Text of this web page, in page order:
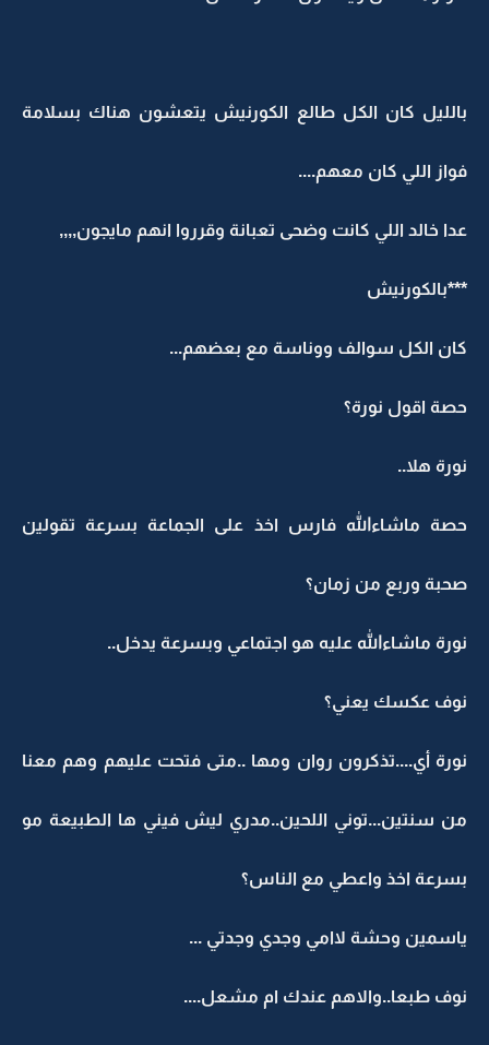
بالليل كان الكل طالع الكورنيش يتعشون هناك بسلامة
فواز اللي كان معهم....
عدا خالد اللي كانت وضحى تعبانة وقرروا انهم مايجون,,,,
***بالكورنيش
كان الكل سوالف ووناسة مع بعضهم...
حصة اقول نورة؟
نورة هلا..
حصة ماشاءالله فارس اخذ على الجماعة بسرعة تقولين
صحبة وربع من زمان؟
نورة ماشاءالله عليه هو اجتماعي وبسرعة يدخل..
نوف عكسك يعني؟
نورة أي....تذكرون روان ومها ..متى فتحت عليهم وهم معنا
من سنتين...توني اللحين..مدري ليش فيني ها الطبيعة مو
بسرعة اخذ واعطي مع الناس؟
ياسمين وحشة لاامي وجدي وجدتي ...
نوف طبعا..والاهم عندك ام مشعل....